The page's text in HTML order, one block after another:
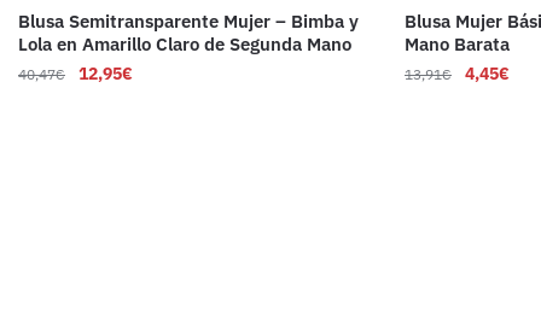
Blusa Semitransparente Mujer – Bimba y
Lola en Amarillo Claro de Segunda Mano
40,47€ 12,95€
Blusa Mujer
Mano Barata
13,91€ 4,45€